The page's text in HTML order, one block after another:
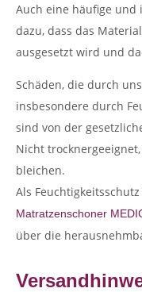
Auch eine häufige und
dazu, dass das
ausgesetzt wird und
Schäden, die durch
insbesondere durch
sind von der
Nicht
bleichen.
Als
Matratzenschoner
über die